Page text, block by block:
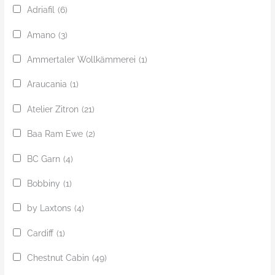
Adriafil (6)
Amano (3)
Ammertaler Wollkämmerei (1)
Araucania (1)
Atelier Zitron (21)
Baa Ram Ewe (2)
BC Garn (4)
Bobbiny (1)
by Laxtons (4)
Cardiff (1)
Chestnut Cabin (49)